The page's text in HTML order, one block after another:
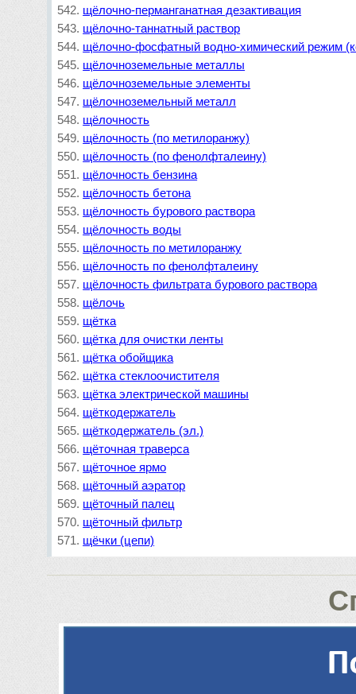
щёлочно-перманганатная дезактивация
щёлочно-таннатный раствор
щёлочно-фосфатный водно-химический режим
щёлочноземельные металлы
щёлочноземельные элементы
щёлочноземельный металл
щёлочность
щёлочность (по метилоранжу)
щёлочность (по фенолфталеину)
щёлочность бензина
щёлочность бетона
щёлочность бурового раствора
щёлочность воды
щёлочность по метилоранжу
щёлочность по фенолфталеину
щёлочность фильтрата бурового раствора
щёлочь
щётка
щётка для очистки ленты
щётка обойщика
щётка стеклоочистителя
щётка электрической машины
щёткодержатель
щёткодержатель (эл.)
щёточная траверса
щёточное ярмо
щёточный аэратор
щёточный палец
щёточный фильтр
щёчки (цепи)